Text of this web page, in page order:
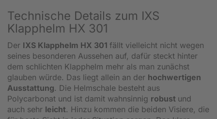
Technische Details zum IXS
Klapphelm HX 301
Der IXS Klapphelm HX 301 fällt vielleicht nicht wegen
seines besonderen Aussehen auf, dafür steckt hinter
dem schlichten Klapphelm mehr als man zunächst
glauben würde. Das liegt allein an der hochwertigen
Ausstattung. Die Helmschale besteht aus
Polycarbonat und ist damit wahnsinnig robust und
auch sehr leicht. Hinzu kommen die beiden Visiere, die